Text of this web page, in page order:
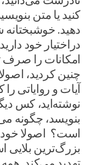
کنید یا متن
دهید. خوشبختانه
دراختیار خود
امکانات را صرف
چنین کردید،
آیات و روایاتی
نوشته‌اید، کس
بنویسد، چگونه
است؟ اصولا
بزرگ‌ترین